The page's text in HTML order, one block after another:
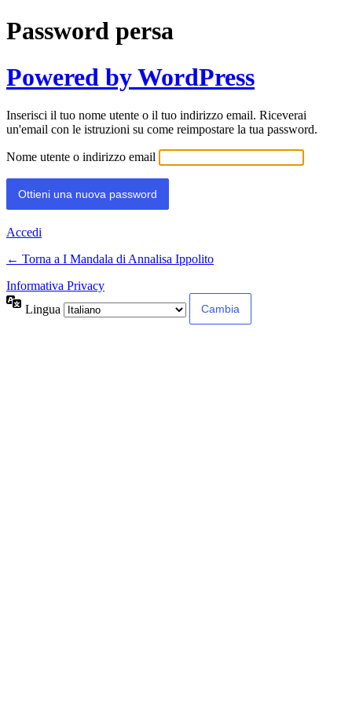
Password persa
Powered by WordPress
Inserisci il tuo nome utente o il tuo indirizzo email. Riceverai
un'email con le istruzioni su come reimpostare la tua password.
Nome utente o indirizzo email
Accedi
← Torna a I Mandala di Annalisa Ippolito
Informativa Privacy
Lingua